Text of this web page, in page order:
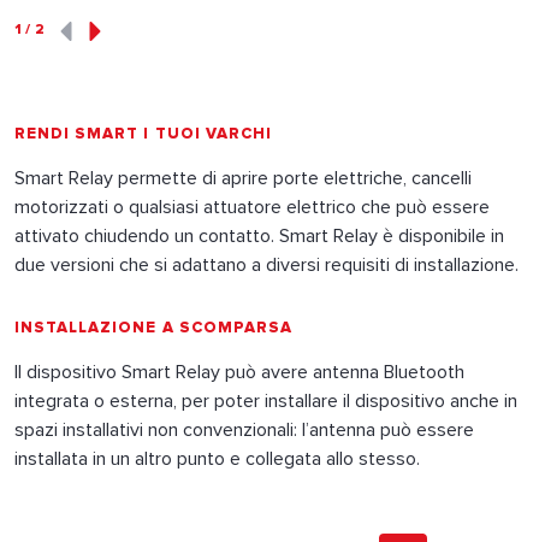
1 / 2
RENDI SMART I TUOI VARCHI
Smart Relay permette di aprire porte elettriche, cancelli
motorizzati o qualsiasi attuatore elettrico che può essere
attivato chiudendo un contatto. Smart Relay è disponibile in
due versioni che si adattano a diversi requisiti di installazione.
INSTALLAZIONE A SCOMPARSA
Il dispositivo Smart Relay può avere antenna Bluetooth
integrata o esterna, per poter installare il dispositivo anche in
spazi installativi non convenzionali: l’antenna può essere
installata in un altro punto e collegata allo stesso.